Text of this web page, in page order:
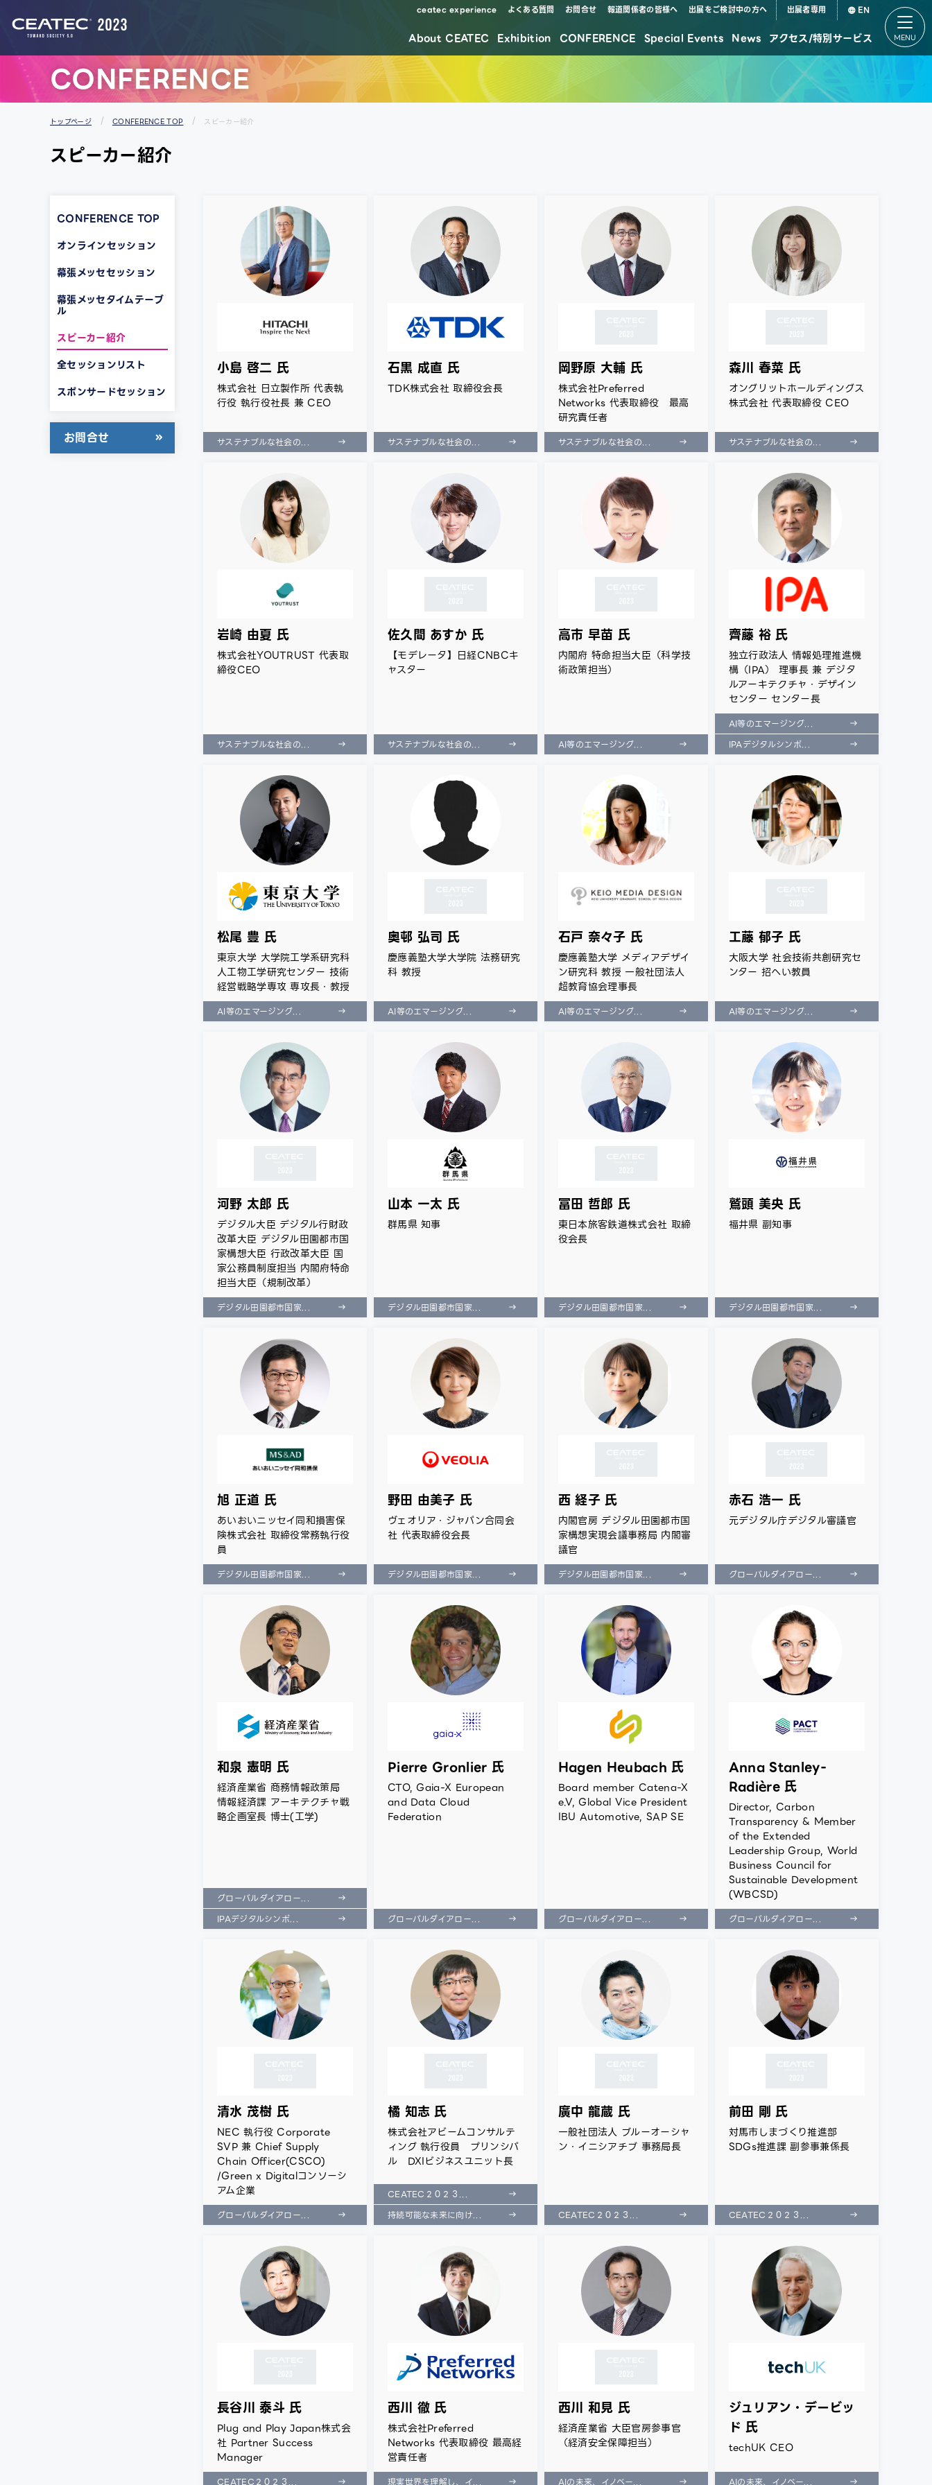
About CEATEC Exhibition CONFERENCE Special Events News アクセス/特別サービス
ceatec experience よくある質問 お問合せ 報道関係者の皆様へ 出展をご検討中の方へ 出展者専用 EN
CONFERENCE
トップページ CONFERENCE TOP スピーカー紹介
スピーカー紹介
小島 啓二 氏
株式会社 日立製作所 代表執
行役 執行役社長 兼 CEO
サステナブルな社会の...
石黒 成直 氏
TDK株式会社 取締役会長
サステナブルな社会の...
岡野原 大輔 氏
株式会社Preferred
Networks 代表取締役 最高
研究責任者
サステナブルな社会の...
森川 春菜 氏
オングリットホールディングス
株式会社 代表取締役 CEO
サステナブルな社会の...
岩崎 由夏 氏
株式会社YOUTRUST 代表取
締役CEO
サステナブルな社会の...
佐久間 あすか 氏
【モデレータ】日経CNBCキ
ャスター
サステナブルな社会の...
高市 早苗 氏
内閣府 特命担当大臣（科学技
術政策担当）
AI等のエマージング...
齊藤 裕 氏
独立行政法人 情報処理推進機
構（IPA） 理事長 兼 デジタ
ルアーキテクチャ・デザイン
センター センター長
AI等のエマージング...
IPAデジタルシンポ...
松尾 豊 氏
東京大学 大学院工学系研究科
人工物工学研究センター 技術
経営戦略学専攻 専攻長・教授
AI等のエマージング...
奥邨 弘司 氏
慶應義塾大学大学院 法務研究
科 教授
AI等のエマージング...
石戸 奈々子 氏
慶應義塾大学 メディアデザイ
ン研究科 教授 一般社団法人
超教育協会理事長
AI等のエマージング...
工藤 郁子 氏
大阪大学 社会技術共創研究セ
ンター 招へい教員
AI等のエマージング...
河野 太郎 氏
デジタル大臣 デジタル行財政
改革大臣 デジタル田園都市国
家構想大臣 行政改革大臣 国
家公務員制度担当 内閣府特命
担当大臣（規制改革）
デジタル田園都市国家...
山本 一太 氏
群馬県 知事
デジタル田園都市国家...
冨田 哲郎 氏
東日本旅客鉄道株式会社 取締
役会長
デジタル田園都市国家...
鷲頭 美央 氏
福井県 副知事
デジタル田園都市国家...
旭 正道 氏
あいおいニッセイ同和損害保
険株式会社 取締役常務執行役
員
デジタル田園都市国家...
野田 由美子 氏
ヴェオリア・ジャパン合同会
社 代表取締役会長
デジタル田園都市国家...
西 経子 氏
内閣官房 デジタル田園都市国
家構想実現会議事務局 内閣審
議官
デジタル田園都市国家...
赤石 浩一 氏
元デジタル庁デジタル審議官
グローバルダイアロー...
和泉 憲明 氏
経済産業省 商務情報政策局
情報経済課 アーキテクチャ戦
略企画室長 博士(工学)
グローバルダイアロー...
IPAデジタルシンポ...
Pierre Gronlier 氏
CTO, Gaia-X European
and Data Cloud
Federation
グローバルダイアロー...
Hagen Heubach 氏
Board member Catena-X
e.V, Global Vice President
IBU Automotive, SAP SE
グローバルダイアロー...
Anna Stanley-
Radière 氏
Director, Carbon
Transparency & Member
of the Extended
Leadership Group, World
Business Council for
Sustainable Development
(WBCSD)
グローバルダイアロー...
清水 茂樹 氏
NEC 執行役 Corporate
SVP 兼 Chief Supply
Chain Officer(CSCO)
/Green x Digitalコンソーシ
アム企業
グローバルダイアロー...
橘 知志 氏
株式会社アビームコンサルテ
ィング 執行役員 プリンシパ
ル DXIビジネスユニット長
CEATEC２０２３...
持続可能な未来に向け...
廣中 龍蔵 氏
一般社団法人 ブルーオーシャ
ン・イニシアチブ 事務局長
CEATEC２０２３...
前田 剛 氏
対馬市しまづくり推進部
SDGs推進課 副参事兼係長
CEATEC２０２３...
長谷川 泰斗 氏
Plug and Play Japan株式会
社 Partner Success
Manager
CEATEC２０２３...
西川 徹 氏
株式会社Preferred
Networks 代表取締役 最高経
営責任者
現実世界を理解し、イ...
西川 和見 氏
経済産業省 大臣官房参事官
（経済安全保障担当）
AIの未来、イノベー...
ジュリアン・デービッ
ド 氏
techUK CEO
AIの未来、イノベー...
CONFERENCE TOP
オンラインセッション
幕張メッセセッション
幕張メッセタイムテーブ
ル
スピーカー紹介
全セッションリスト
スポンサードセッション
お問合せ